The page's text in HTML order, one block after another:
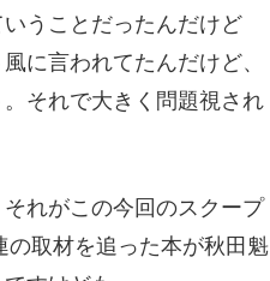
うことだったんだけど
に言われてたんだけど、
それで大きく問題視され
れがこの今回のスクープ
取材を追った本が秋田魁